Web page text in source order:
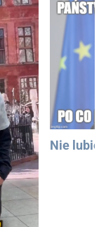
Nie lubię